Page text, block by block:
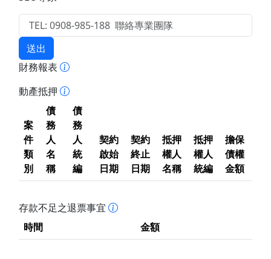
送出
財務報表
動產抵押
案
件
類
別
債
務
人
名
稱
債
務
人
統
編
契約
啟始
日期
契約
終止
日期
抵押
權人
名稱
抵押
權人
統編
擔保
債權
金額
存款不足之退票事宜
時間
金額